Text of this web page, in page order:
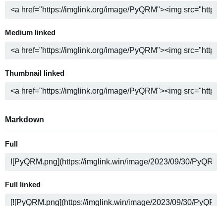
Medium linked
Thumbnail linked
Markdown
Full
Full linked